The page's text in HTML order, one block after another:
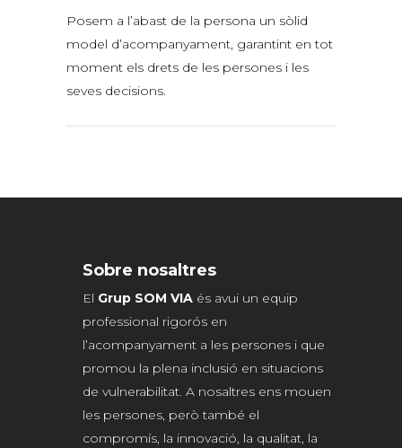
Posem a l’abast de la persona un sòlid
model d’acompanyament, garantint entot
moment els drets de les persones i les
seves decisions.
Sobre nosaltres
El Grup SOM VIA és avui un equip
professional rigorós en
l’acompanyament a les persones i que
promou la plena inclusió en situacions
de vulnerabilitat. A nosaltres ens mouen
les persones, però també el
compromís, la innovació, la qualitat, la